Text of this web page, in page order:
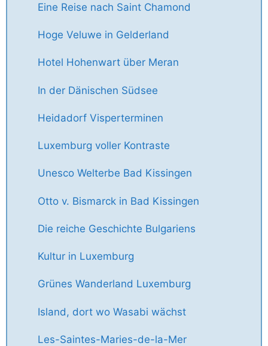
Eine Reise nach Saint Chamond
Hoge Veluwe in Gelderland
Hotel Hohenwart über Meran
In der Dänischen Südsee
Heidadorf Visperterminen
Luxemburg voller Kontraste
Unesco Welterbe Bad Kissingen
Otto v. Bismarck in Bad Kissingen
Die reiche Geschichte Bulgariens
Kultur in Luxemburg
Grünes Wanderland Luxemburg
Island, dort wo Wasabi wächst
Les-Saintes-Maries-de-la-Mer